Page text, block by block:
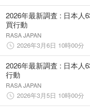
2026年最新調査 : 日本人
買行動
RASA JAPAN
2026年3月6日 10時00分
2026年最新調査 : 日本人
行動
RASA JAPAN
2026年3月5日 10時00分